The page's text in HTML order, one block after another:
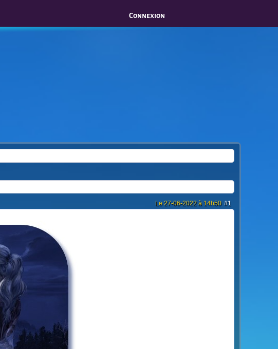
Connexion
#1
Le 27-06-2022 à 14h50